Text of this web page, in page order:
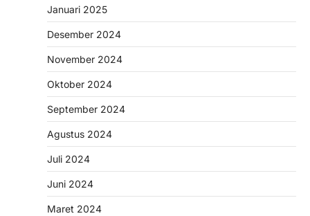
Januari 2025
Desember 2024
November 2024
Oktober 2024
September 2024
Agustus 2024
Juli 2024
Juni 2024
Maret 2024